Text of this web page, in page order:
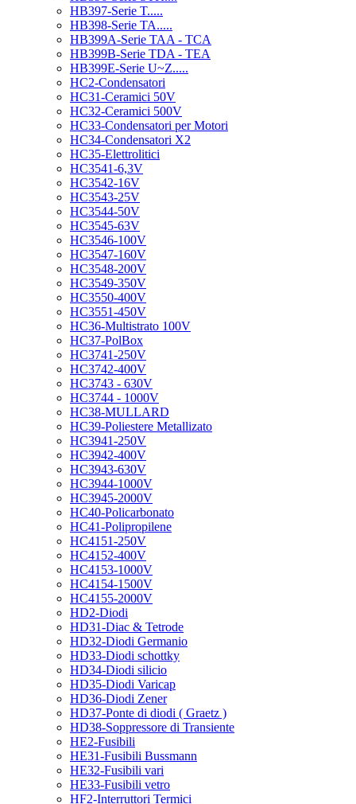
HB397-Serie T.....
HB398-Serie TA.....
HB399A-Serie TAA - TCA
HB399B-Serie TDA - TEA
HB399E-Serie U~Z.....
HC2-Condensatori
HC31-Ceramici 50V
HC32-Ceramici 500V
HC33-Condensatori per Motori
HC34-Condensatori X2
HC35-Elettrolitici
HC3541-6,3V
HC3542-16V
HC3543-25V
HC3544-50V
HC3545-63V
HC3546-100V
HC3547-160V
HC3548-200V
HC3549-350V
HC3550-400V
HC3551-450V
HC36-Multistrato 100V
HC37-PolBox
HC3741-250V
HC3742-400V
HC3743 - 630V
HC3744 - 1000V
HC38-MULLARD
HC39-Poliestere Metallizato
HC3941-250V
HC3942-400V
HC3943-630V
HC3944-1000V
HC3945-2000V
HC40-Policarbonato
HC41-Polipropilene
HC4151-250V
HC4152-400V
HC4153-1000V
HC4154-1500V
HC4155-2000V
HD2-Diodi
HD31-Diac & Tetrode
HD32-Diodi Germanio
HD33-Diodi schottky
HD34-Diodi silicio
HD35-Diodi Varicap
HD36-Diodi Zener
HD37-Ponte di diodi ( Graetz )
HD38-Soppressore di Transiente
HE2-Fusibili
HE31-Fusibili Bussmann
HE32-Fusibili vari
HE33-Fusibili vetro
HF2-Interruttori Termici